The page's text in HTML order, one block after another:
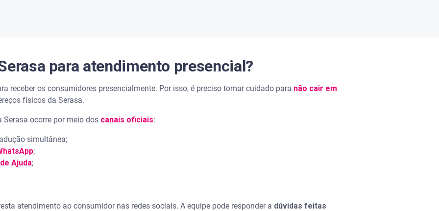
o nome?
para atendimento presencial?
receber os consumidores presencialmente. Por isso, é preciso tomar cuidado para não cair em
físicos da Serasa.
ocorre por meio dos canais oficiais:
simultânea;
;
Ajuda;
atendimento ao consumidor nas redes sociais. A equipe pode responder a dúvidas feitas